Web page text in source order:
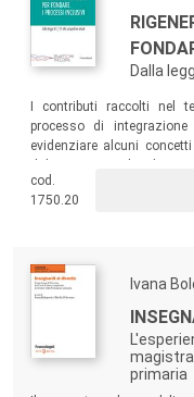
Dalla
I contributi raccolti nel
processo di
evidenziare alcuni
generative, ancora oggi,
realmente democratica e
cod.
1750.20
Ivana
primaria